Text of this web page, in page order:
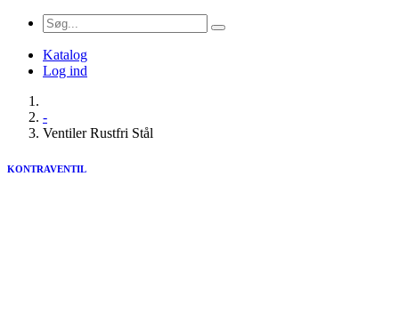
Katalog
Log ind
-
Ventiler Rustfri Stål
KONTRAVENTIL